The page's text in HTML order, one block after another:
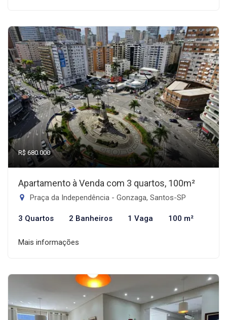
R$ 680.000
Apartamento à Venda com 3 quartos, 100m²
Praça da Independência - Gonzaga, Santos-SP
3 Quartos 2 Banheiros 1 Vaga 100 m²
Mais informações